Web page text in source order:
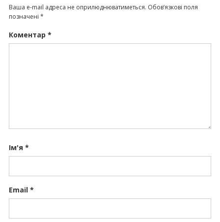
Ваша e-mail адреса не оприлюднюватиметься. Обов’язкові поля
позначені *
Коментар *
Ім'я *
Email *